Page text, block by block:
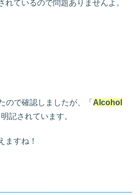
れているので問題ありませんよ。
ので確認しましたが、「 Alcohol
明記されています。
ますね！